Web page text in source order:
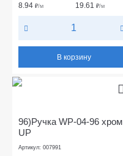
8.94 ₽/м 19.61₽/м
В корзину
96)Ручка WP-04-96 хром
UP
Артикул: 007991